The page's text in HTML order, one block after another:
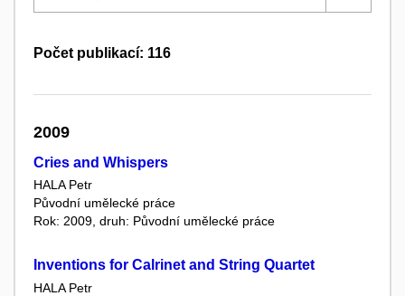
Počet publikací: 116
2009
Cries and Whispers
HALA Petr
Původní umělecké práce
Rok: 2009, druh: Původní umělecké práce
Inventions for Calrinet and String Quartet
HALA Petr